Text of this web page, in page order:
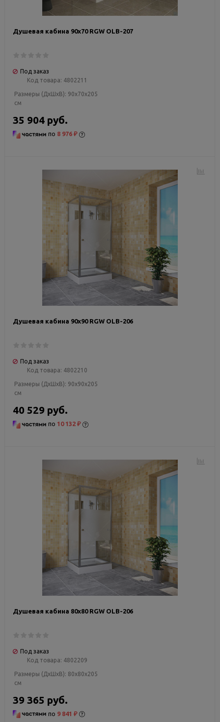
Душевая кабина 90х70 RGW OLB-207
Под заказ
Код товара: 4802211
Размеры (ДxШxВ): 90x70x205
см
35 904 руб.
по 8 976 ₽
Душевая кабина 90х90 RGW OLB-206
Под заказ
Код товара: 4802210
Размеры (ДxШxВ): 90x90x205
см
40 529 руб.
по 10 132 ₽
Душевая кабина 80х80 RGW OLB-206
Под заказ
Код товара: 4802209
Размеры (ДxШxВ): 80x80x205
см
39 365 руб.
по 9 841 ₽